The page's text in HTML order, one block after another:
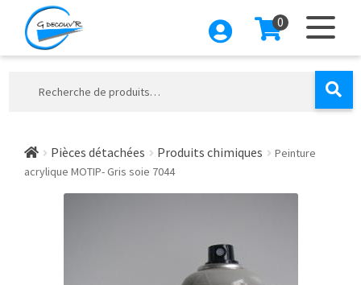
Aller
à
navigation
Aller
au
0
Pièces détachées Produits chimiques
Peinture
acrylique MOTIP- Gris soie 7044